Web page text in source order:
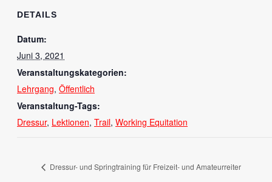
DETAILS
Datum:
Juni 3, 2021
Veranstaltungskategorien:
Lehrgang, Öffentlich
Veranstaltung-Tags:
Dressur, Lektionen, Trail, Working Equitation
Dressur- und Springtraining für Freizeit- und Amateurreiter